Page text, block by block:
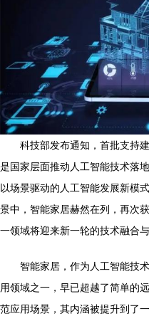
科技部发布通知，首批支持
是国家层面推动人工智能技术落
以场景驱动的人工智能发展新模
景中，智能家居赫然在列，再次
一领域将迎来新一轮的技术融合与
智能家居，作为人工智能技
用领域之一，早已超越了简单的
范应用场景，其内涵被提升到了